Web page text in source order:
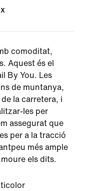
comoditat,
Aquest és el
By You. Les
de muntanya,
la carretera, i
les per
assegurat que
per a la tracció
més ample
els dits.